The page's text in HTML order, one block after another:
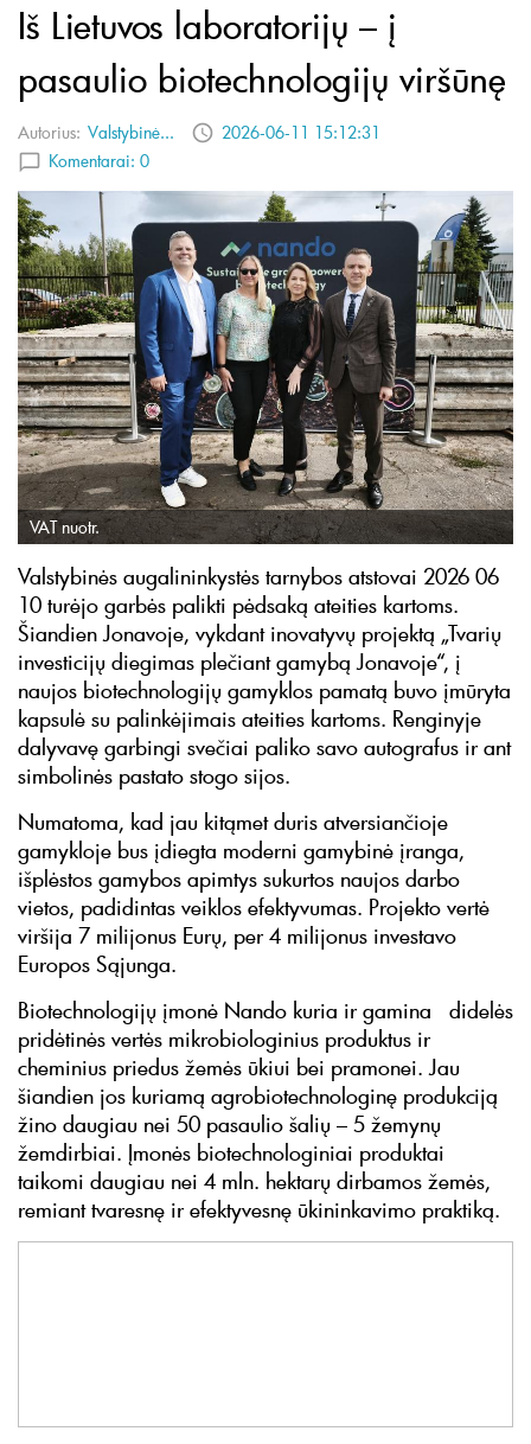
Iš Lietuvos laboratorijų – į
pasaulio biotechnologijų viršūnę
Autorius: Valstybinė...
2026-06-11 15:12:31
Komentarai: 0
VAT nuotr.
Valstybinės augalininkystės tarnybos atstovai 2026 06
10 turėjo garbės palikti pėdsaką ateities kartoms.
Šiandien Jonavoje, vykdant inovatyvų projektą „Tvarių
investicijų diegimas plečiant gamybą Jonavoje“, į
naujos biotechnologijų gamyklos pamatą buvo įmūryta
kapsulė su palinkėjimais ateities kartoms. Renginyje
dalyvavę garbingi svečiai paliko savo autografus ir ant
simbolinės pastato stogo sijos.
Numatoma, kad jau kitąmet duris atversiančioje
gamykloje bus įdiegta moderni gamybinė įranga,
išplėstos gamybos apimtys sukurtos naujos darbo
vietos, padidintas veiklos efektyvumas. Projekto vertė
viršija 7 milijonus Eurų, per 4 milijonus investavo
Europos Sąjunga.
Biotechnologijų įmonė Nando kuria ir gamina didelės
pridėtinės vertės mikrobiologinius produktus ir
cheminius priedus žemės ūkiui bei pramonei. Jau
šiandien jos kuriamą agrobiotechnologinę produkciją
žino daugiau nei 50 pasaulio šalių – 5 žemynų
žemdirbiai. Įmonės biotechnologiniai produktai
taikomi daugiau nei 4 mln. hektarų dirbamos žemės,
remiant tvaresnę ir efektyvesnę ūkininkavimo praktiką.